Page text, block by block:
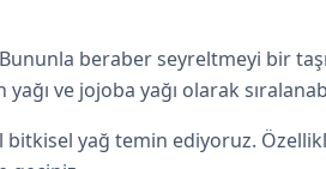
beraber seyreltmeyi bir
yağı ve jojoba yağı olarak
bitkisel yağ temin ediyoruz.